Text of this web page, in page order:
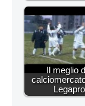
Il meglio
Legapro